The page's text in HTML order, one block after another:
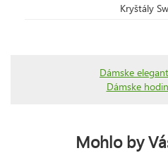
Kryštály
Dámske
Dámske
Mohlo by